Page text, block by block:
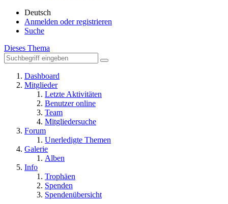
Deutsch
Anmelden oder registrieren
Suche
Dieses Thema
Dashboard
Mitglieder
Letzte Aktivitäten
Benutzer online
Team
Mitgliedersuche
Forum
Unerledigte Themen
Galerie
Alben
Info
Trophäen
Spenden
Spendenübersicht